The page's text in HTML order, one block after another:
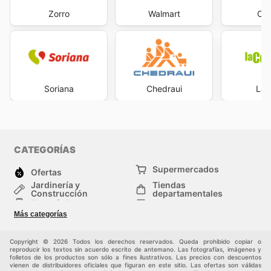
Zorro
Soriana
Walmart
Chedraui La
CATEGORÍAS
Ofertas
Supermercados
Jardinería y
Construcción
Tiendas
departamentales
Electrónica
Hogar
Salud y Belleza
Otros
Más categorías
Copyright © 2026 Todos los derechos reservados. Queda prohibido copiar o
reproducir los textos sin acuerdo escrito de antemano. Las fotografías, imágenes y
folletos de los productos son sólo a fines ilustrativos. Las precios con descuentos
vienen de distribuidores oficiales que figuran en este sitio. Las ofertas son válidas